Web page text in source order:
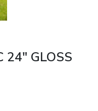
24″ GLOSS